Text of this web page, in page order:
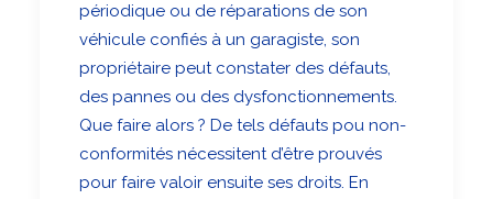
périodique ou de réparations de son
véhicule confiés à un garagiste, son
propriétaire peut constater des défauts,
des pannes ou des dysfonctionnements.
Que faire alors ? De tels défauts pou non-
conformités nécessitent d’être prouvés
pour faire valoir ensuite ses droits. En